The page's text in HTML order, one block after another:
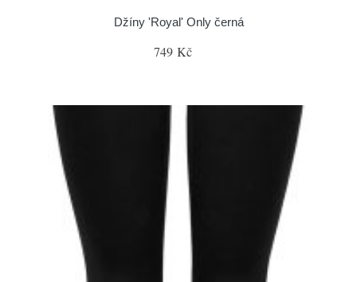
Džíny 'Royal' Only černá
749 Kč